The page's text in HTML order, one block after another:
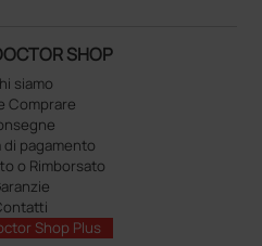
SHOP
siamo
Comprare
di pagamento
o Rimborsato
Shop Plus